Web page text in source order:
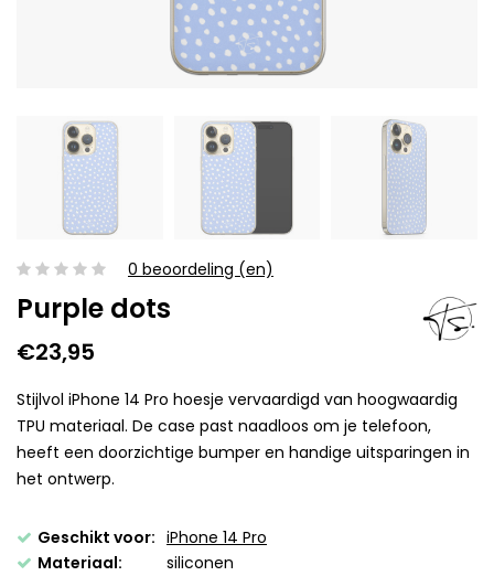
0 beoordeling (en)
Purple dots
€23,95
Stijlvol iPhone 14 Pro hoesje vervaardigd van hoogwaardig
TPU materiaal. De case past naadloos om je telefoon,
heeft een doorzichtige bumper en handige uitsparingen in
het ontwerp.
Geschikt voor: iPhone 14 Pro
Materiaal:
siliconen